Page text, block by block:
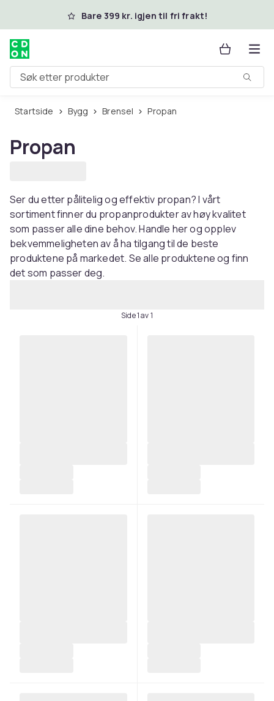
Hopp til hovedinnholdBare 399 kr. igjen til fri frakt!
Søk etter produkter
Startside Bygg Brensel Propan
Propan
Ser du etter pålitelig og effektiv propan? I vårt
sortiment finner du propanprodukter av høy kvalitet
som passer alle dine behov. Handle her og opplev
bekvemmeligheten av å ha tilgang til de beste
produktene på markedet. Se alle produktene og finn
det som passer deg.
Side 1 av 1